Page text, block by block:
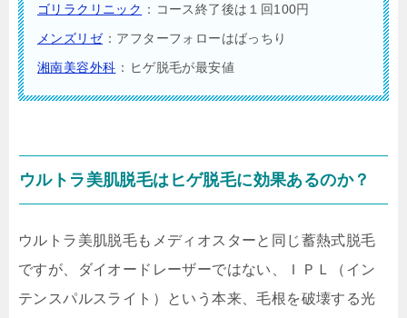
ゴリラクリニック ：コース終了後は１回100円
メンズリゼ ：アフターフォローはばっちり
湘南美容外科 ：ヒゲ脱毛が最安値
ウルトラ美肌脱毛はヒゲ脱毛に効果あるのか？
ウルトラ美肌脱毛もメディオスターと同じ蓄熱式脱毛
ですが、ダイオードレーザーではない、ＩＰＬ（イン
テンスパルスライト）という本来、毛根を破壊する光